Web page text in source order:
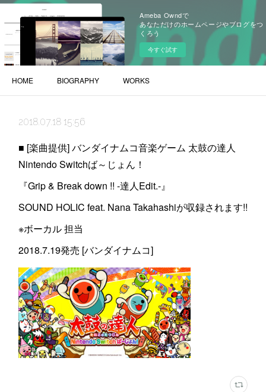
Ameba Owndで
あなただけのホームページやブログをつ
くろう
今すぐ試す
HOME BIOGRAPHY WORKS
2018.07.18 15:56
■ [楽曲提供] バンダイナムコ音楽ゲーム 太鼓の達人
Nintendo Switchば～じょん！
『Grip & Break down !! -達人Edit.-』
SOUND HOLIC feat. Nana Takahashiが収録されます!!
※ボーカル 担当
2018.7.19発売 [バンダイナムコ]